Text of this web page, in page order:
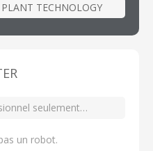
TECHNOLOGY
un robot.